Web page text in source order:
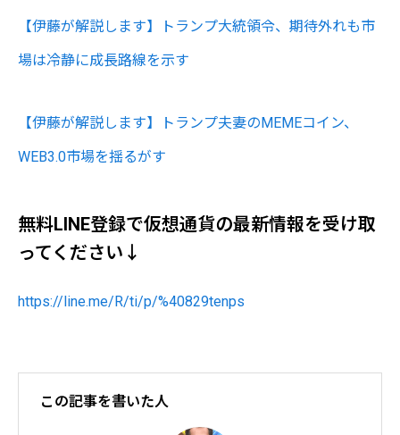
【伊藤が解説します】トランプ大統領令、期待外れも市
場は冷静に成長路線を示す
【伊藤が解説します】トランプ夫妻のMEMEコイン、
WEB3.0市場を揺るがす
無料LINE登録で仮想通貨の最新情報を受け取
ってください↓
https://line.me/R/ti/p/%40829tenps
この記事を書いた人